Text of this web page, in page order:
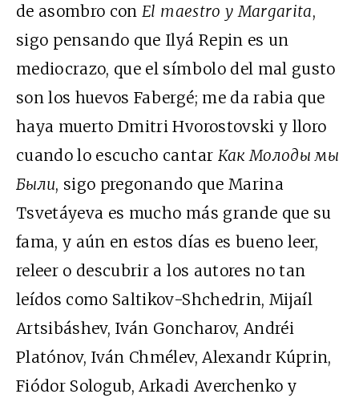
de asombro conEl maestro y Margarita,
sigo pensando que Ilyá Repin es un
mediocrazo, que el símbolo del mal gusto
son los huevos Fabergé; me da rabia que
haya muerto Dmitri Hvorostovski y lloro
cuando lo escucho cantar Как Молоды мы
Были, sigo pregonando que Marina
Tsvetáyeva es mucho más grande que su
fama, y aún en estos días es bueno leer,
releer o descubrir a los autores no tan
leídos como Saltikov-Shchedrin, Mijaíl
Artsibáshev, Iván Goncharov, Andréi
Platónov, Iván Chmélev, Alexandr Kúprin,
Fiódor Sologub, Arkadi Averchenko y